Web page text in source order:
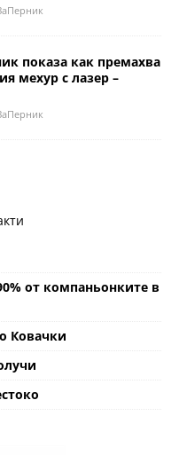
показа как премахва
мехур с лазер –
от компаньонките в
Ковачки